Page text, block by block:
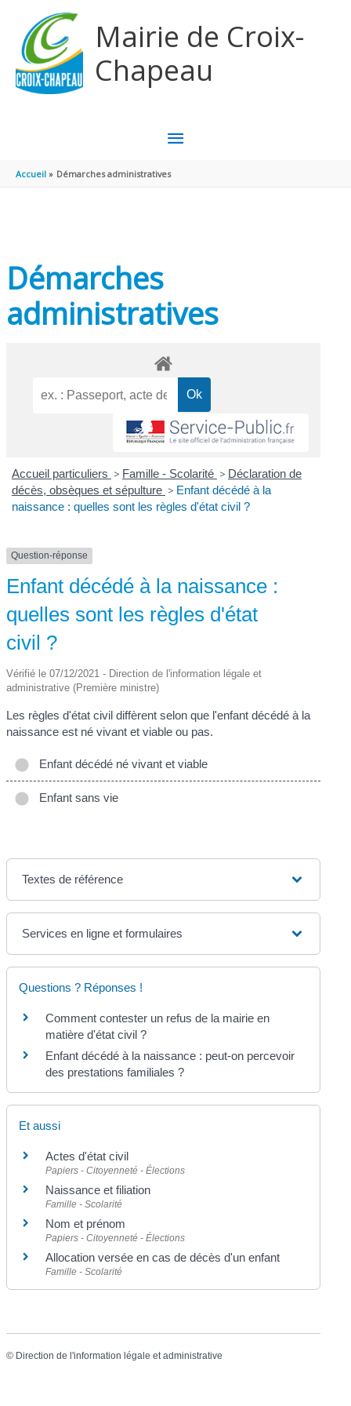
Mairie de Croix-
Chapeau
MENU
PRINCIPAL
Accueil Démarches administratives
Démarches
administratives
Accueil particuliers > Famille - Scolarité > Déclaration de
décès, obsèques et sépulture > Enfant décédé à la
naissance : quelles sont les règles d'état civil ?
Question-réponse
Enfant décédé à la naissance :
quelles sont les règles d'état
civil ?
Vérifié le 07/12/2021 - Direction de l'information légale et
administrative (Première ministre)
Les règles d'état civil diffèrent selon que l'enfant décédé à la
naissance est né vivant et viable ou pas.
Enfant décédé né vivant et viable
Enfant sans vie
Textes de référence
Services en ligne et formulaires
Questions ? Réponses !
Comment contester un refus de la mairie en
matière d'état civil ?
Enfant décédé à la naissance : peut-on percevoir
des prestations familiales ?
Et aussi
Actes d'état civil
Papiers - Citoyenneté - Élections
Naissance et filiation
Famille - Scolarité
Nom et prénom
Papiers - Citoyenneté - Élections
Allocation versée en cas de décès d'un enfant
Famille - Scolarité
© Direction de l'information légale et administrative